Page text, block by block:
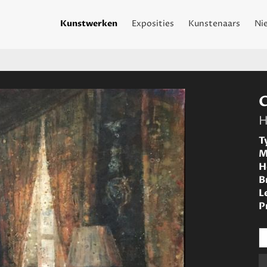
Kunstwerken Exposities Kunstenaars